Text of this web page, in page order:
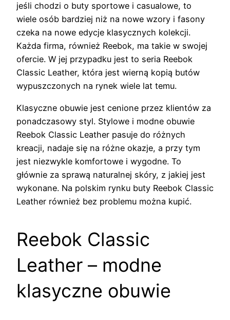
jeśli chodzi o buty sportowe i casualowe, to
wiele osób bardziej niż na nowe wzory i fasony
czeka na nowe edycje klasycznych kolekcji.
Każda firma, również Reebok, ma takie w swojej
ofercie. W jej przypadku jest to seria Reebok
Classic Leather, która jest wierną kopią butów
wypuszczonych na rynek wiele lat temu.
Klasyczne obuwie jest cenione przez klientów za
ponadczasowy styl. Stylowe i modne obuwie
Reebok Classic Leather pasuje do różnych
kreacji, nadaje się na różne okazje, a przy tym
jest niezwykle komfortowe i wygodne. To
głównie za sprawą naturalnej skóry, z jakiej jest
wykonane. Na polskim rynku buty Reebok Classic
Leather również bez problemu można kupić.
Reebok Classic
Leather – modne
klasyczne obuwie